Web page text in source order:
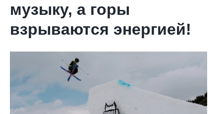
музыку, а горы
взрываются энергией!